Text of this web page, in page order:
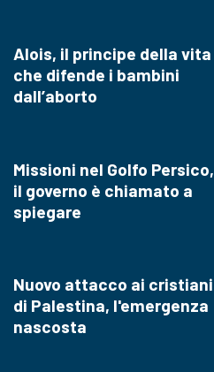
Alois, il principe della vita
che difende i bambini
dall’aborto
Missioni nel Golfo Persico,
il governo è chiamato a
spiegare
Nuovo attacco ai cristiani
di Palestina, l'emergenza
nascosta